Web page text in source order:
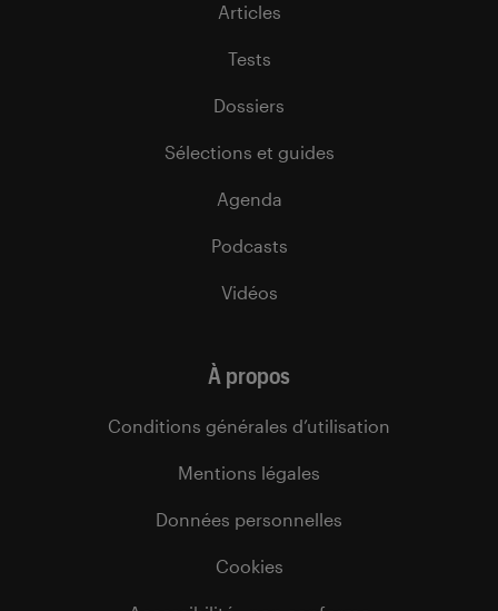
Articles
Tests
Dossiers
Sélections et guides
Agenda
Podcasts
Vidéos
À propos
Conditions générales d’utilisation
Mentions légales
Données personnelles
Cookies